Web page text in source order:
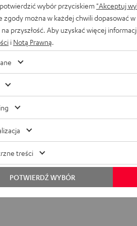
AIRY TWS 2
wybór przyciskiem "Akceptuj
zgody można w każdej chwili dopasować
przyszłość. Aby uzyskać więcej
i Notą Prawną
treści
POTWIERDŹ WYBÓR